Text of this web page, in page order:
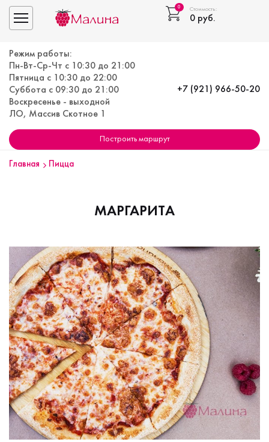
Toggle navigation
0 Стоимость:
0 руб.
+7 (921) 966-50-20
Построить маршрут
Режим работы:
Пн-Вт-Ср-Чт с 10:30 до 21:00
Пятница с 10:30 до 22:00
Суббота с 09:30 до 21:00
Воскресенье - выходной
ЛО, Массив Скотное 1
Главная Пицца
МАРГАРИТА